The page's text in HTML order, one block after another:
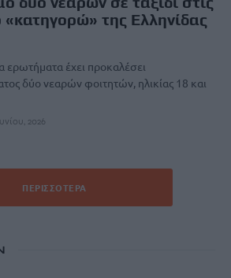
«κατηγορώ» της Ελληνίδας
ερωτήματα έχει προκαλέσει
δύο νεαρών φοιτητών, ηλικίας 18 και
2026
ΠΕΡΙΣΣΌΤΕΡΑ